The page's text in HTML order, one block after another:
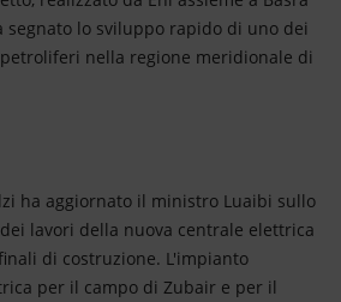
segnato lo sviluppo rapido di uno dei
nella regione meridionale di
ha aggiornato il ministro Luaibi sullo
lavori della nuova centrale elettrica
di costruzione. L'impianto
per il campo di Zubair e per il